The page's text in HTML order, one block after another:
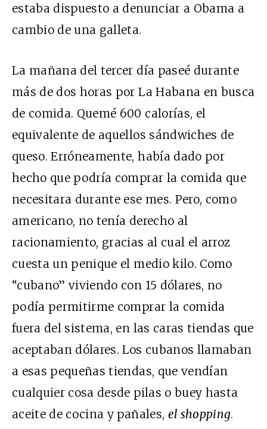
estaba dispuesto a denunciar a Obama a
cambio de una galleta.
La mañana del tercer día paseé durante
más de dos horas por La Habana en busca
de comida. Quemé 600 calorías, el
equivalente de aquellos sándwiches de
queso. Erróneamente, había dado por
hecho que podría comprar la comida que
necesitara durante ese mes. Pero, como
americano, no tenía derecho al
racionamiento, gracias al cual el arroz
cuesta un penique el medio kilo. Como
“cubano” viviendo con 15 dólares, no
podía permitirme comprar la comida
fuera del sistema, en las caras tiendas que
aceptaban dólares. Los cubanos llamaban
a esas pequeñas tiendas, que vendían
cualquier cosa desde pilas o buey hasta
aceite de cocina y pañales, el shopping.